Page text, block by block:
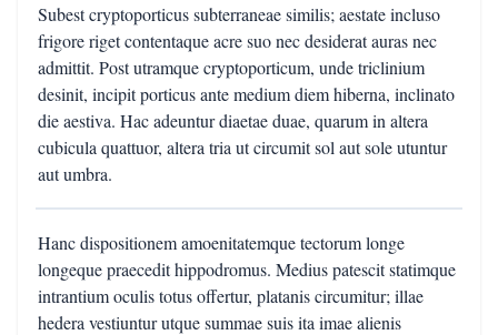
Subest cryptoporticus subterraneae similis; aestate incluso
frigore riget contentaque acre suo nec desiderat auras nec
admittit. Post utramque cryptoporticum, unde triclinium
desinit, incipit porticus ante medium diem hiberna, inclinato
die aestiva. Hac adeuntur diaetae duae, quarum in altera
cubicula quattuor, altera tria ut circumit sol aut sole utuntur
aut umbra.
Hanc dispositionem amoenitatemque tectorum longe
longeque praecedit hippodromus. Medius patescit statimque
intrantium oculis totus offertur, platanis circumitur; illae
hedera vestiuntur utque summae suis ita imae alienis